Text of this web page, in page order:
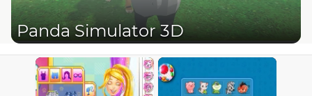
Panda Simulator 3D